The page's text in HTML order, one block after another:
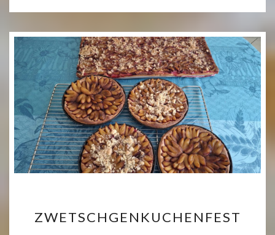
ZWETSCHGENKUCHENFEST